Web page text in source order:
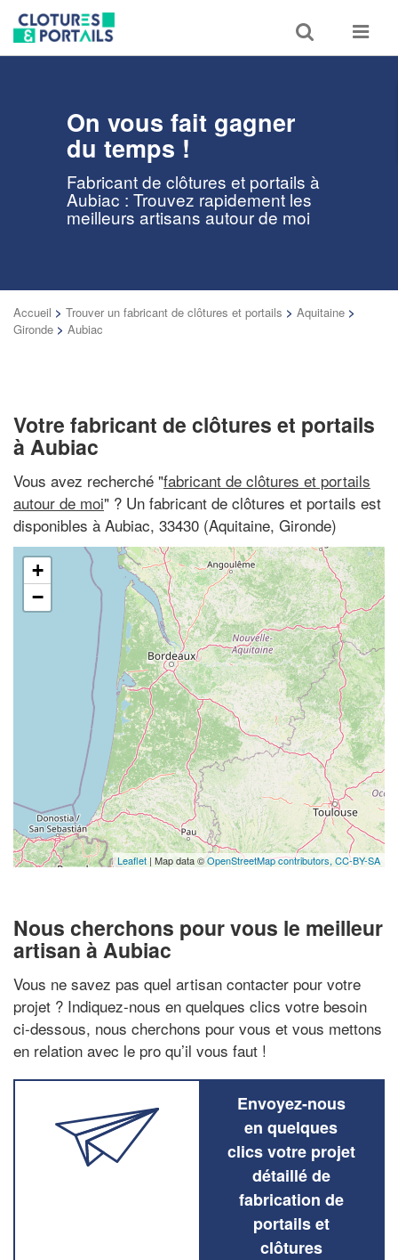
Toggle
search
Toggle
On vous fait gagner
du temps !
Fabricant de clôtures et portails à
Aubiac : Trouvez rapidement les
meilleurs artisans autour de moi
Accueil > Trouver un fabricant de clôtures et portails > Aquitaine >
Gironde > Aubiac
Votre fabricant de clôtures et portails
à Aubiac
Vous avez recherché "fabricant de clôtures et portails
autour de moi" ? Un fabricant de clôtures et portails est
disponibles à Aubiac, 33430 (Aquitaine, Gironde)
+
−
Leaflet | Map data ©OpenStreetMap contributors,CC-BY-SA
Nous cherchons pour vous le meilleur
artisan à Aubiac
Vous ne savez pas quel artisan contacter pour votre
projet ? Indiquez-nous en quelques clics votre besoin
ci-dessous, nous cherchons pour vous et vous mettons
en relation avec le pro qu’il vous faut !
Envoyez-nous
en quelques
clics votre projet
détaillé de
fabrication de
portails et
clôtures